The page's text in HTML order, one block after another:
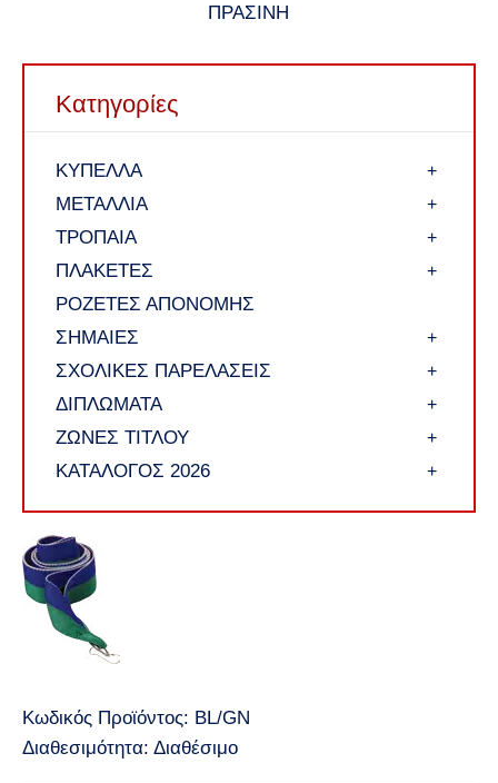
ΠΡΑΣΙΝΗ
Κατηγορίες
ΚΥΠΕΛΛΑ +
ΜΕΤΑΛΛΙΑ +
ΤΡΟΠΑΙΑ +
ΠΛΑΚΕΤΕΣ +
ΡΟΖΕΤΕΣ ΑΠΟΝΟΜΗΣ
ΣΗΜΑΙΕΣ
+
ΣΧΟΛΙΚΕΣ ΠΑΡΕΛΑΣΕΙΣ +
ΔΙΠΛΩΜΑΤΑ +
ΖΩΝΕΣ ΤΙΤΛΟΥ +
ΚΑΤΑΛΟΓΟΣ 2026 +
Κωδικός Προϊόντος: BL/GN
Διαθεσιμότητα: Διαθέσιμο